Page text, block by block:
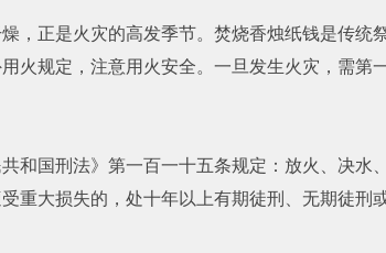
，正是火灾的高发季节。焚烧香烛纸钱是传
火规定，注意用火安全。一旦发生火灾，需第
共和国刑法》第一百一十五条规定：放火、决
重大损失的，处十年以上有期徒刑、无期徒